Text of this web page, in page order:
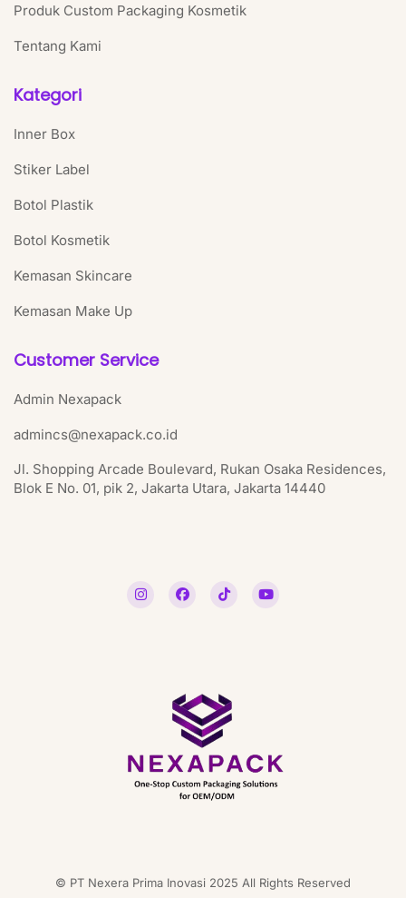
Produk Custom Packaging Kosmetik
Tentang Kami
Kategori
Inner Box
Stiker Label
Botol Plastik
Botol Kosmetik
Kemasan Skincare
Kemasan Make Up
Customer Service
Admin Nexapack
admincs@nexapack.co.id
Jl. Shopping Arcade Boulevard, Rukan Osaka Residences,
Blok E No. 01, pik 2, Jakarta Utara, Jakarta 14440
© PT Nexera Prima Inovasi 2025 All Rights Reserved